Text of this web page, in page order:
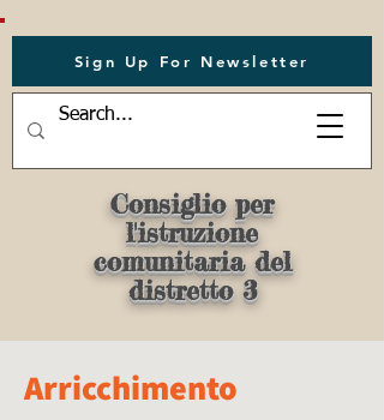
Sign Up For Newsletter
Consiglio per
l'istruzione
comunitaria del
distretto 3
Arricchimento